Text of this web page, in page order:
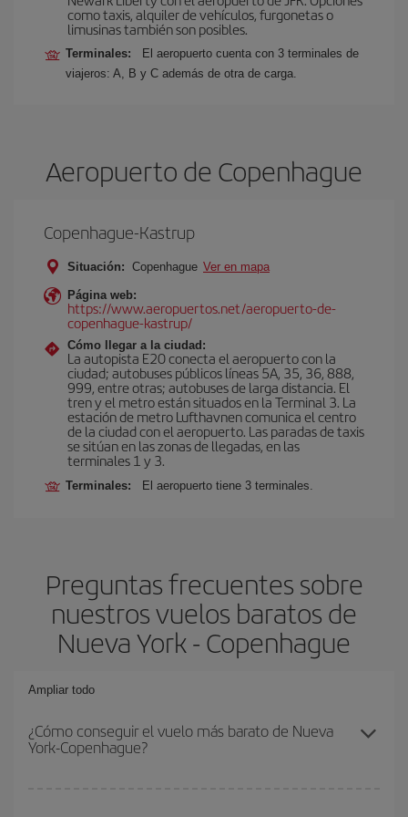
como taxis, alquiler de vehículos, furgonetas o
limusinas también son posibles.
Terminales:
El aeropuerto cuenta con 3 terminales de
viajeros: A, B y C además de otra de carga.
Aeropuerto de Copenhague
Copenhague-Kastrup
Situación: Copenhague Ver en mapa
Página web:
https://www.aeropuertos.net/aeropuerto-de-
copenhague-kastrup/
Cómo llegar a la ciudad:
La autopista E20 conecta el aeropuerto con la
ciudad; autobuses públicos líneas 5A, 35, 36, 888,
999, entre otras; autobuses de larga distancia. El
tren y el metro están situados en la Terminal 3. La
estación de metro Lufthavnen comunica el centro
de la ciudad con el aeropuerto. Las paradas de taxis
se sitúan en las zonas de llegadas, en las
terminales 1 y 3.
Terminales: El aeropuerto tiene 3 terminales.
Preguntas frecuentes sobre
nuestros vuelos baratos de
Nueva York - Copenhague
Ampliar todo
¿Cómo conseguir el vuelo más barato de Nueva
York-Copenhague?